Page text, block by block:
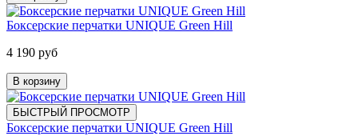
Боксерские перчатки UNIQUE Green Hill
4 190 руб
В корзину
БЫСТРЫЙ ПРОСМОТР
Боксерские перчатки UNIQUE Green Hill